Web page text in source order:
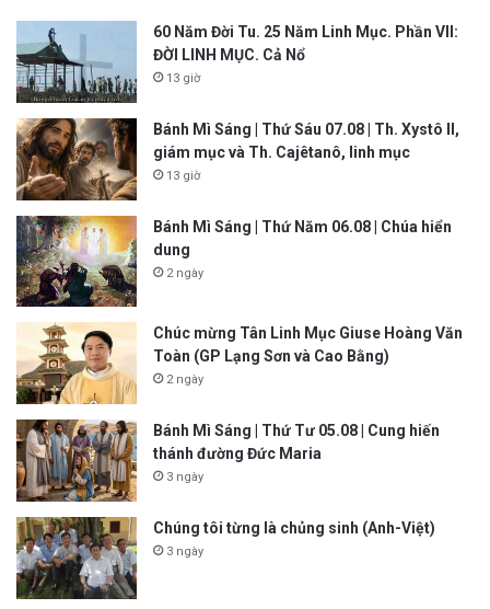
60 Năm Đời Tu. 25 Năm Linh Mục. Phần VII:
ĐỜI LINH MỤC. Cả Nổ
13 giờ
Bánh Mì Sáng | Thứ Sáu 07.08 | Th. Xystô II,
giám mục và Th. Cajêtanô, linh mục
13 giờ
Bánh Mì Sáng | Thứ Năm 06.08 | Chúa hiển
dung
2 ngày
Chúc mừng Tân Linh Mục Giuse Hoàng Văn
Toàn (GP Lạng Sơn và Cao Bằng)
2 ngày
Bánh Mì Sáng | Thứ Tư 05.08 | Cung hiến
thánh đường Đức Maria
3 ngày
Chúng tôi từng là chủng sinh (Anh-Việt)
3 ngày